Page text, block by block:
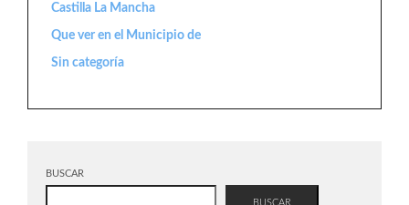
Castilla La Mancha
Que ver en el Municipio de
Sin categoría
BUSCAR
BUSCAR